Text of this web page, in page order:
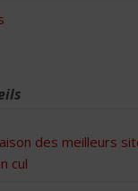
des meilleurs
cul